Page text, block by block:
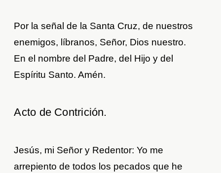
Por la señal de la Santa Cruz, de nuestros
enemigos, líbranos, Señor, Dios nuestro.
En el nombre del Padre, del Hijo y del
Espíritu Santo. Amén.
Acto de Contrición.
Jesús, mi Señor y Redentor: Yo me
arrepiento de todos los pecados que he